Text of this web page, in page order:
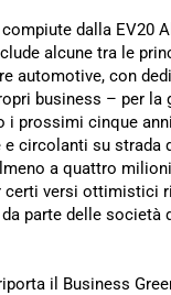
dalla EV20
alcune tra le
automotive, con
business – per la
i prossimi cinque
e circolanti su strada
a quattro
certi versi ottimistici
parte delle società
il Business